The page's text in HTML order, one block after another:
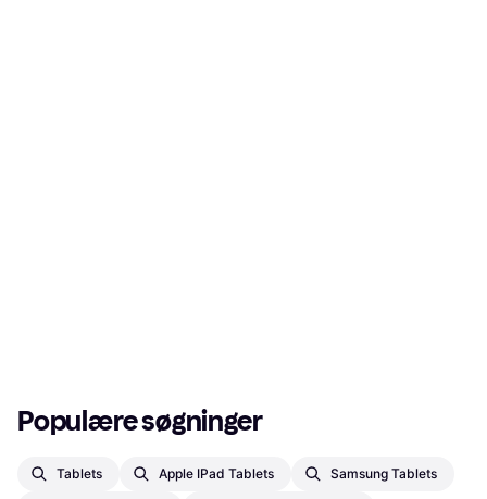
Populære søgninger
Tablets Apple IPad Tablets Samsung Tablets